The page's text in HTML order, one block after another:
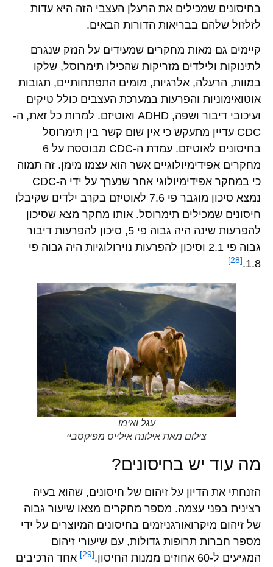
בחיסונים שמכילים את הרעלן העצבי הזה היא עדות
לזלזול שלהם בבריאות הדורות הבאים.
קיימים גם מאות מחקרים שמעידים על הנזק שנגרם
לתינוקות ולילדים מזריקות שהכילו תימרוסל, שלקו
במוות, הרעלה, אלרגיות, מומים התפתחותיים, תגובות
אוטואימוניות והפרעות במערכת העצבים כולל טיקים
ועיכובי דיבור ושפה, ADHD ואוטיזם. למרות כל זאת, ה-
CDC עדיין מתעקש כי אין שום קשר בין תימרוסל
בחיסונים לאוטיזם. עמדת ה-CDC מבוססת על 6
מחקרים אפידימיולוגיים אשר הוא עצמו מימן. זה תמוה
כי במחקר אפידימיולוגי אחר שנערך על ידי ה-CDC
נמצא סיכון מוגבר פי 7.6 לאוטיזם בקרב ילדים שקיבלו
חיסונים שמכילים תימרוסל. אותו מחקר מצא שסיכון
להפרעות שינה היה גבוה פי 5, סיכון להפרעות דיבור
גבוה פי 2.1 וסיכון להפרעות נוירולוגיות היה גבוה פי
1.8.
[28]
עגל ואימו
צילום מאת אילונה אילייס מפיקסביי
מה עוד יש בחיסונים?
הזנחתי את הדיון על זיהום של חיסונים, שהוא בעיה
רצינית בפני עצמה. מספר מחקרים מצאו שיעור גבוה
של זיהום מיקרואורגניזמים בחיסונים המיוצרים על ידי
מספר חברות תרופות גדולות, עם שיעורי זיהום
המגיעים ל-60 אחוזים ממנות החיסון.
[29]
אחד הרכיבים